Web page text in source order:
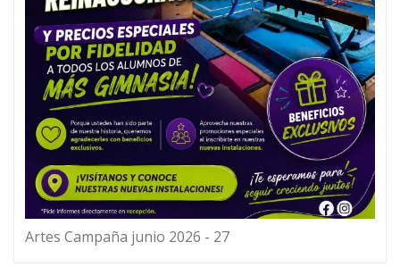
Artes Campaña junio 2026 - 27